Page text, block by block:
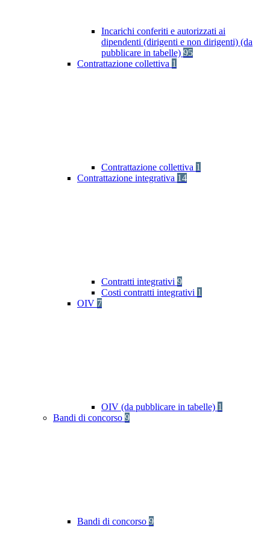
Incarichi conferiti e autorizzati ai
dipendenti (dirigenti e non dirigenti) (da
pubblicare in tabelle) 95
Contrattazione collettiva 1
Contrattazione collettiva 1
Contrattazione integrativa 14
Contratti integrativi 9
Costi contratti integrativi 1
OIV 7
OIV (da pubblicare in tabelle) 1
Bandi di concorso 9
Bandi di concorso 9